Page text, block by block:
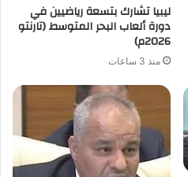
ليبيا تشارك بتسعة رياضيين في
دورة ألعاب البحر المتوسط (تارنتو
2026م)
منذ 3 ساعات